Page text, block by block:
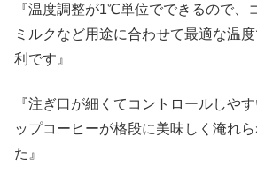
『温度調整が1℃単位でできるので、
ミルクなど用途に合わせて最適な温
利です』
『注ぎ口が細くてコントロールしや
ップコーヒーが格段に美味しく淹れ
た』